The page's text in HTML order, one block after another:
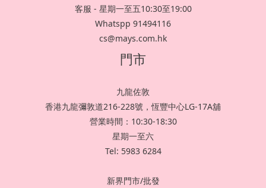
客服 - 星期一至五10:30至19:00
Whatspp 91494116
cs@mays.com.hk
門市
九龍佐敦
香港九龍彌敦道216-228號，恆豐中心LG-17A舖
營業時間：10:30-18:30
星期一至六
Tel: 5983 6284
新界門市/批發